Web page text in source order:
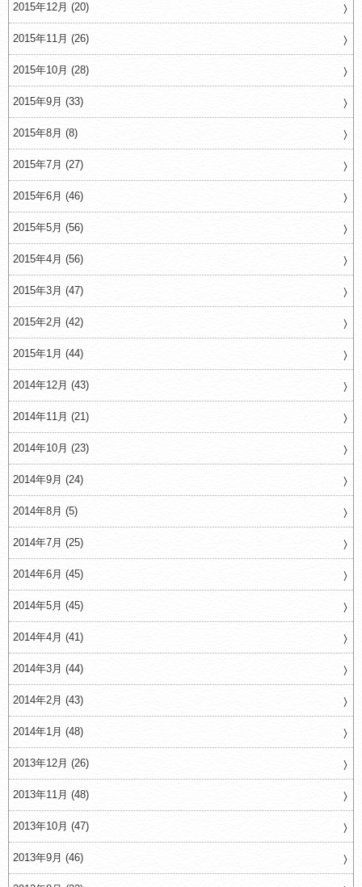
2015年12月 (20)
2015年11月 (26)
2015年10月 (28)
2015年9月 (33)
2015年8月 (8)
2015年7月 (27)
2015年6月 (46)
2015年5月 (56)
2015年4月 (56)
2015年3月 (47)
2015年2月 (42)
2015年1月 (44)
2014年12月 (43)
2014年11月 (21)
2014年10月 (23)
2014年9月 (24)
2014年8月 (5)
2014年7月 (25)
2014年6月 (45)
2014年5月 (45)
2014年4月 (41)
2014年3月 (44)
2014年2月 (43)
2014年1月 (48)
2013年12月 (26)
2013年11月 (48)
2013年10月 (47)
2013年9月 (46)